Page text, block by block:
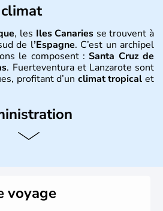
, les Iles Canaries se trouvent à
de l’Espagne. C’est un archipel
le composent :Santa Cruz de
. Fuerteventura et Lanzarote sont
profitant d’un climat tropical et
parties des 17 communautés
».
voyage